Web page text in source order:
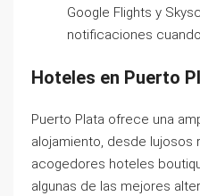
Google Flights y
notificaciones
Hoteles en Puerto
Puerto Plata ofrece una
alojamiento, desde
acogedores hoteles
algunas de las mejores